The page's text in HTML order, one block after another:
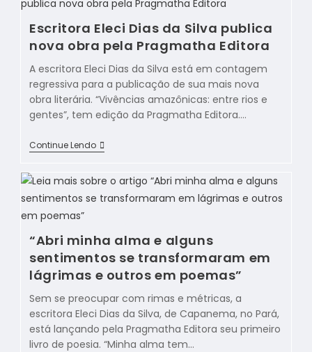
Escritora Eleci Dias da Silva publica
nova obra pela Pragmatha Editora
A escritora Eleci Dias da Silva está em contagem
regressiva para a publicação de sua mais nova
obra literária. “Vivências amazônicas: entre rios e
gentes”, tem edição da Pragmatha Editora.…
Continue Lendo
“Abri minha alma e alguns
sentimentos se transformaram em
lágrimas e outros em poemas”
Sem se preocupar com rimas e métricas, a
escritora Eleci Dias da Silva, de Capanema, no Pará,
está lançando pela Pragmatha Editora seu primeiro
livro de poesia. “Minha alma tem…